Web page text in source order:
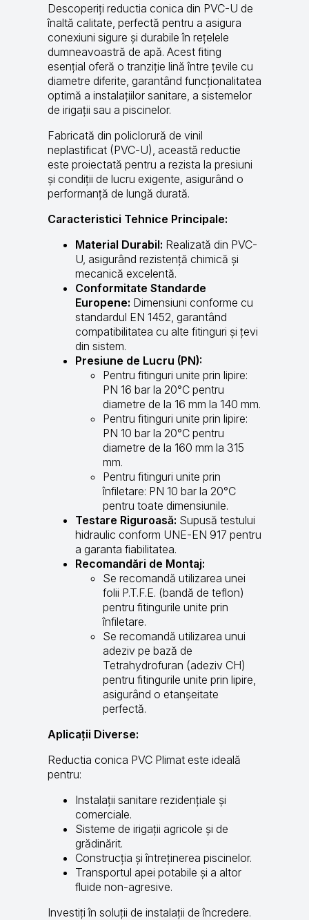
Descoperiți reductia conica din PVC-U de
înaltă calitate, perfectă pentru a asigura
conexiuni sigure și durabile în rețelele
dumneavoastră de apă. Acest fiting
esențial oferă o tranziție lină între țevile cu
diametre diferite, garantând funcționalitatea
optimă a instalațiilor sanitare, a sistemelor
de irigații sau a piscinelor.
Fabricată din policlorură de vinil
neplastificat (PVC-U), această reductie
este proiectată pentru a rezista la presiuni
și condiții de lucru exigente, asigurând o
performanță de lungă durată.
Caracteristici Tehnice Principale:
Material Durabil: Realizată din PVC-
U, asigurând rezistență chimică și
mecanică excelentă.
Conformitate Standarde
Europene: Dimensiuni conforme cu
standardul EN 1452, garantând
compatibilitatea cu alte fitinguri și țevi
din sistem.
Presiune de Lucru (PN):
Pentru fitinguri unite prin lipire:
PN 16 bar la 20°C pentru
diametre de la 16 mm la 140 mm.
Pentru fitinguri unite prin lipire:
PN 10 bar la 20°C pentru
diametre de la 160 mm la 315
mm.
Pentru fitinguri unite prin
înfiletare: PN 10 bar la 20°C
pentru toate dimensiunile.
Testare Riguroasă: Supusă testului
hidraulic conform UNE-EN 917 pentru
a garanta fiabilitatea.
Recomandări de Montaj:
Se recomandă utilizarea unei
folii P.T.F.E. (bandă de teflon)
pentru fitingurile unite prin
înfiletare.
Se recomandă utilizarea unui
adeziv pe bază de
Tetrahydrofuran (adeziv CH)
pentru fitingurile unite prin lipire,
asigurând o etanșeitate
perfectă.
Aplicații Diverse:
Reductia conica PVC Plimat este ideală
pentru:
Instalații sanitare rezidențiale și
comerciale.
Sisteme de irigații agricole și de
grădinărit.
Construcția și întreținerea piscinelor.
Transportul apei potabile și a altor
fluide non-agresive.
Investiți în soluții de instalații de încredere.